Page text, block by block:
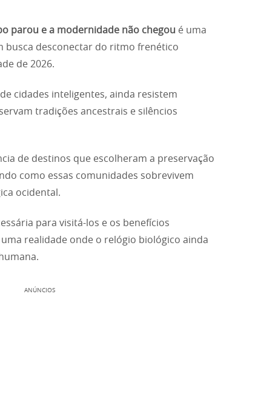
parou e a modernidade não chegou é uma
busca desconectar do ritmo frenético
de 2026.
cidades inteligentes, ainda resistem
tradições ancestrais e silêncios
de destinos que escolheram a preservação
como essas comunidades sobrevivem
ocidental.
para visitá-los e os benefícios
realidade onde o relógio biológico ainda
ANÚNCIOS